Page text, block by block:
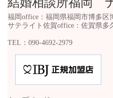
福岡office：福岡県福岡市博多区
サテライト佐賀office：佐賀県多
TEL：090-4692-2979